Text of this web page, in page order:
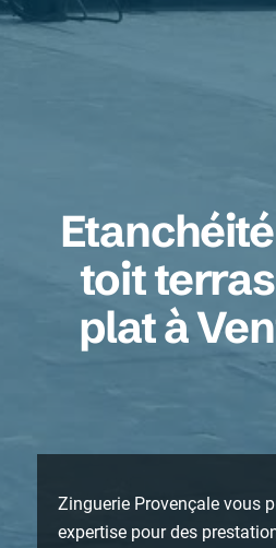
toit
plat à
Zinguerie Provençale vous
expertise pour des